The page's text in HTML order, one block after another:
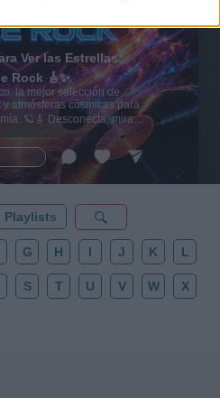
Ver las Estrellas:
Rock 🎸✨
la mejor selección de
atmósferas cósmicas para
🪐🎸 Desconecta, mira
gravedad cero. 💾 ¡Guarda
noche estrellada!
Playlists
G H I J K L
S T U V W X